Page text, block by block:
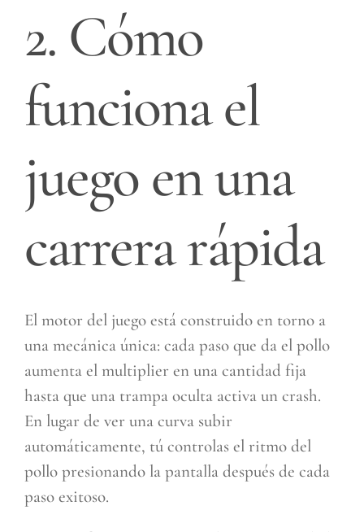
2. Cómo
funciona el
juego en una
carrera rápida
El motor del juego está construido en torno a
una mecánica única: cada paso que da el pollo
aumenta el multiplier en una cantidad fija
hasta que una trampa oculta activa un crash.
En lugar de ver una curva subir
automáticamente, tú controlas el ritmo del
pollo presionando la pantalla después de cada
paso exitoso.